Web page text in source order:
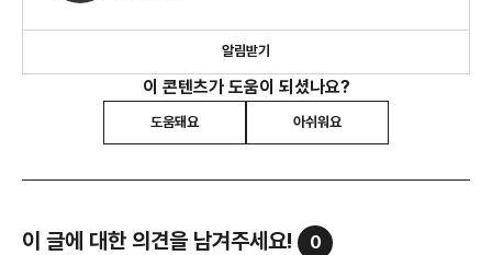
알림받기
이 콘텐츠가 도움이 되셨나요?
도움돼요 아쉬워요
이 글에 대한 의견을 남겨주세요! 0